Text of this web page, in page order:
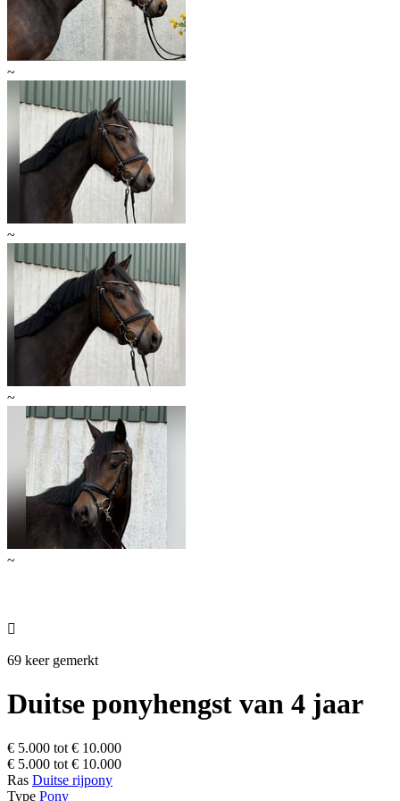
~
~
~
~

69 keer gemerkt
Duitse ponyhengst van 4 jaar
€ 5.000 tot € 10.000
€ 5.000 tot € 10.000
Ras Duitse rijpony
Type Pony